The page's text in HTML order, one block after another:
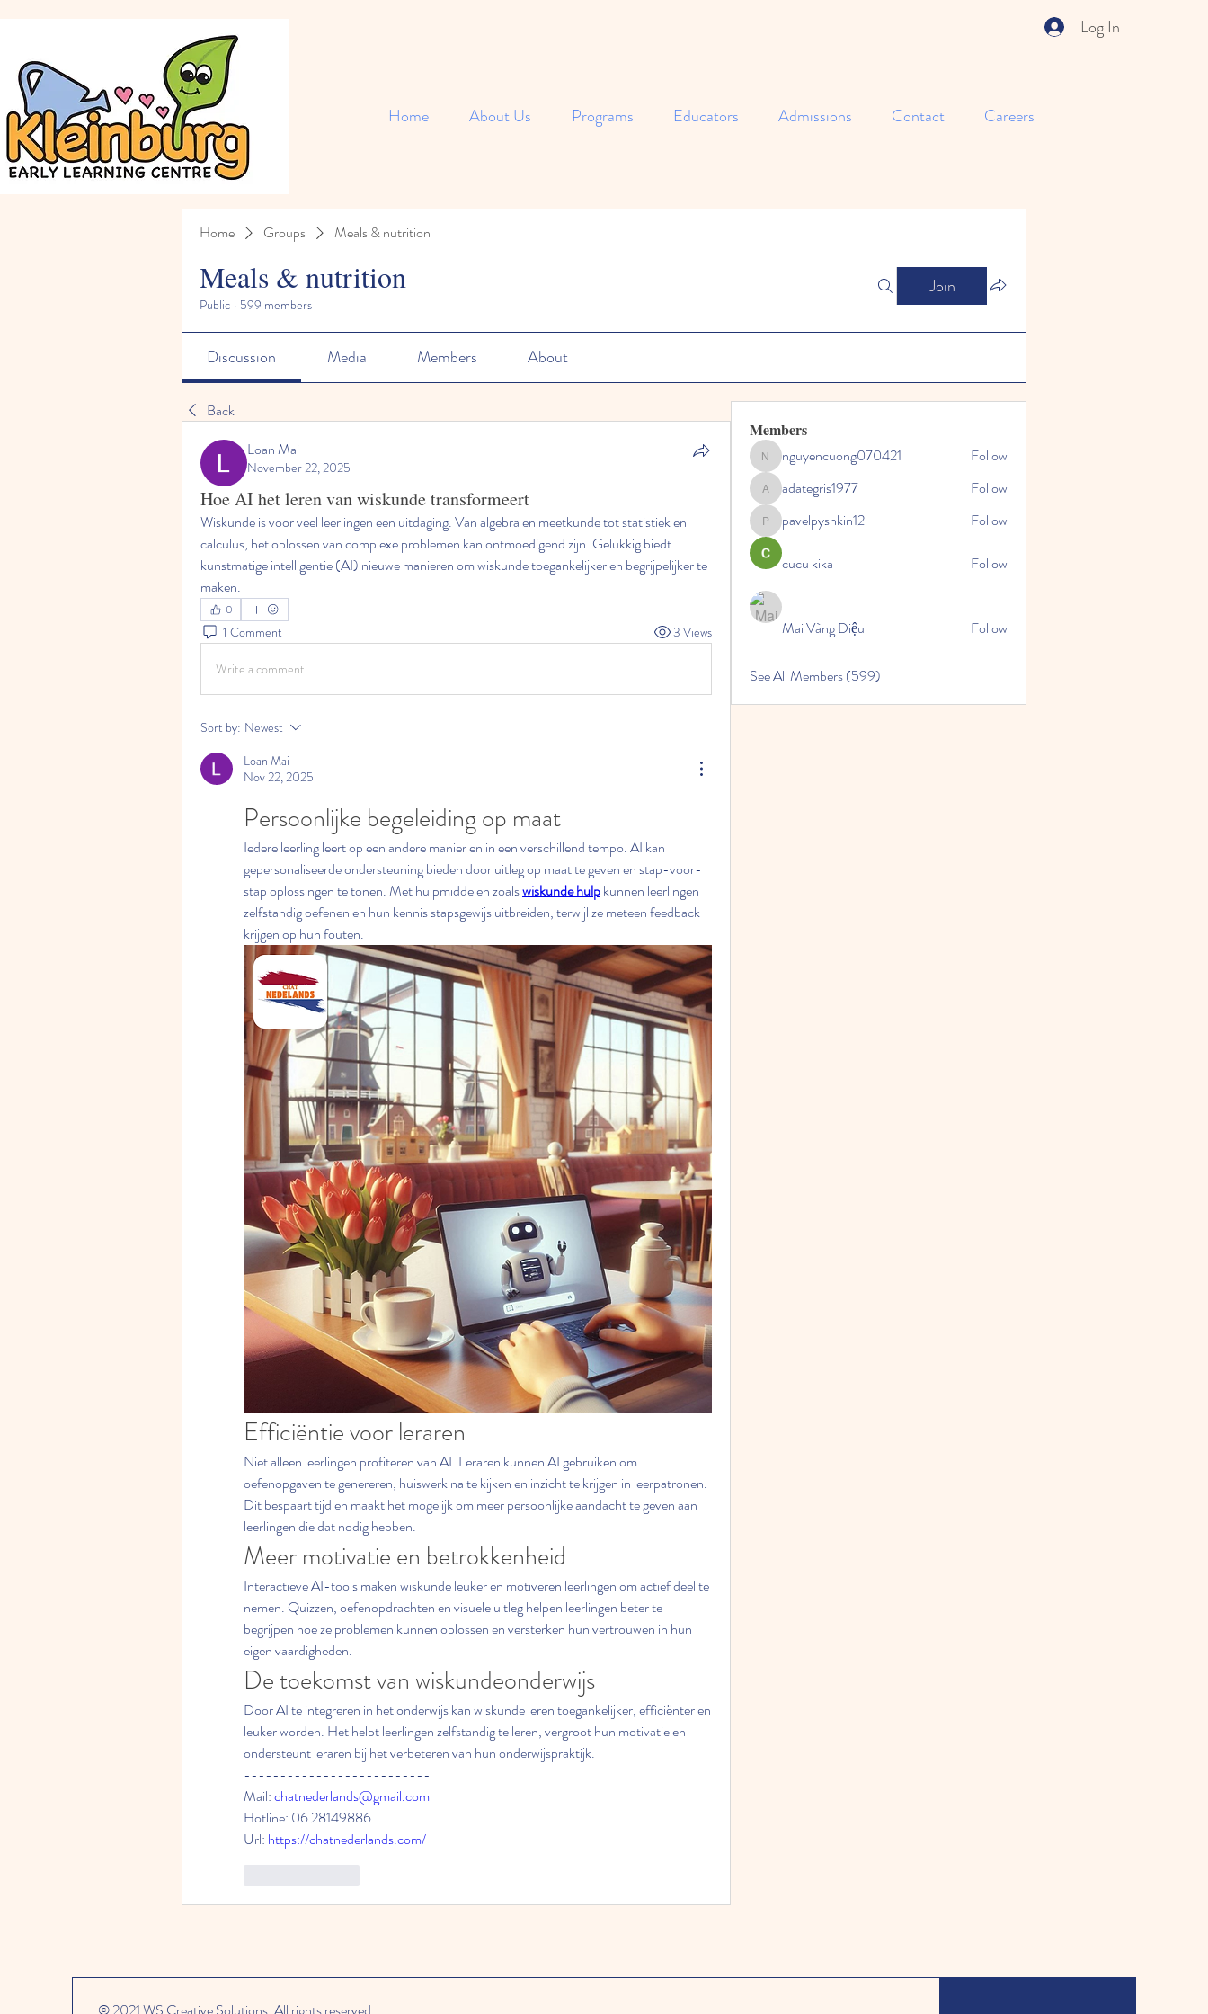
Log In
Home About Us Programs Educators Admissions Contact Careers
Home Groups Meals & nutrition
Meals & nutrition
Public · 599 members
Join
Discussion Media Members About
Back
Loan Mai
November 22, 2025
Hoe AI het leren van wiskunde transformeert
Wiskunde is voor veel leerlingen een uitdaging. Van algebra en meetkunde tot statistiek en
calculus, het oplossen van complexe problemen kan ontmoedigend zijn. Gelukkig biedt
kunstmatige intelligentie (AI) nieuwe manieren om wiskunde toegankelijker en begrijpelijker te
maken.
0
1 Comment 3 Views
Write a comment...
Sort by: Newest
Loan Mai
Nov 22, 2025
Persoonlijke begeleiding op maat
Iedere leerling leert op een andere manier en in een verschillend tempo. AI kan
gepersonaliseerde ondersteuning bieden door uitleg op maat te geven en stap-voor-
stap oplossingen te tonen. Met hulpmiddelen zoals wiskunde hulp kunnen leerlingen
zelfstandig oefenen en hun kennis stapsgewijs uitbreiden, terwijl ze meteen feedback
krijgen op hun fouten.
Efficiëntie voor leraren
Niet alleen leerlingen profiteren van AI. Leraren kunnen AI gebruiken om
oefenopgaven te genereren, huiswerk na te kijken en inzicht te krijgen in leerpatronen.
Dit bespaart tijd en maakt het mogelijk om meer persoonlijke aandacht te geven aan
leerlingen die dat nodig hebben.
Meer motivatie en betrokkenheid
Interactieve AI-tools maken wiskunde leuker en motiveren leerlingen om actief deel te
nemen. Quizzen, oefenopdrachten en visuele uitleg helpen leerlingen beter te
begrijpen hoe ze problemen kunnen oplossen en versterken hun vertrouwen in hun
eigen vaardigheden.
De toekomst van wiskundeonderwijs
Door AI te integreren in het onderwijs kan wiskunde leren toegankelijker, efficiënter en
leuker worden. Het helpt leerlingen zelfstandig te leren, vergroot hun motivatie en
ondersteunt leraren bij het verbeteren van hun onderwijspraktijk.
--------------------------
Mail: chatnederlands@gmail.com
Hotline: 06 28149886
Url: https://chatnederlands.com/
Members
nguyencuong070421
nguyencuong070421 Follow
adategris1977
adategris1977 Follow
pavelpyshkin12
pavelpyshkin12 Follow
cucu kika Follow
Mai Vàng Diệu Follow
See All Members (599)